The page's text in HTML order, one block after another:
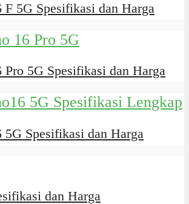
F 5G Spesifikasi dan Harga
Pro 5G Spesifikasi dan Harga
5G Spesifikasi dan Harga
dan Harga